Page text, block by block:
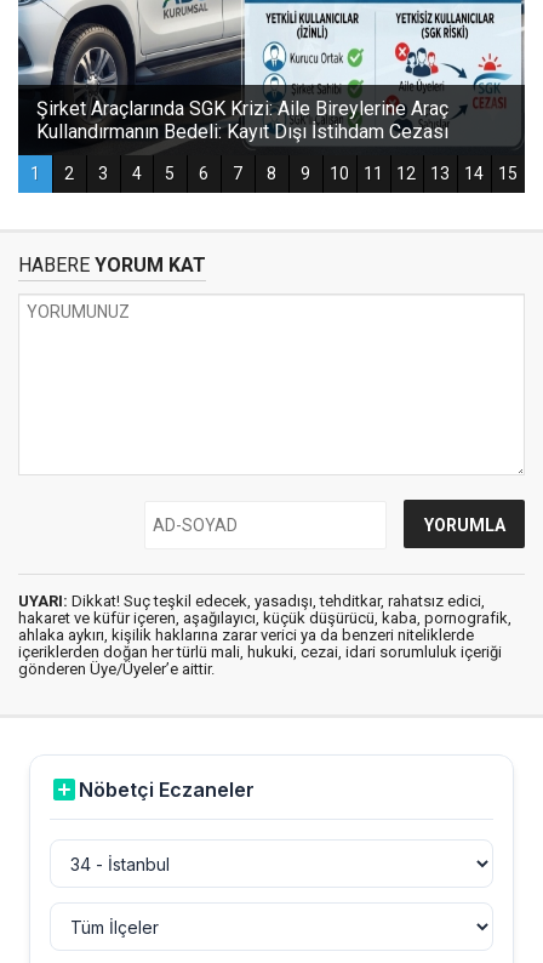
HABERE YORUM KAT
UYARI: Dikkat! Suç teşkil edecek, yasadışı, tehditkar, rahatsız edici,
hakaret ve küfür içeren, aşağılayıcı, küçük düşürücü, kaba, pornografik,
ahlaka aykırı, kişilik haklarına zarar verici ya da benzeri niteliklerde
içeriklerden doğan her türlü mali, hukuki, cezai, idari sorumluluk içeriği
gönderen Üye/Üyeler’e aittir.